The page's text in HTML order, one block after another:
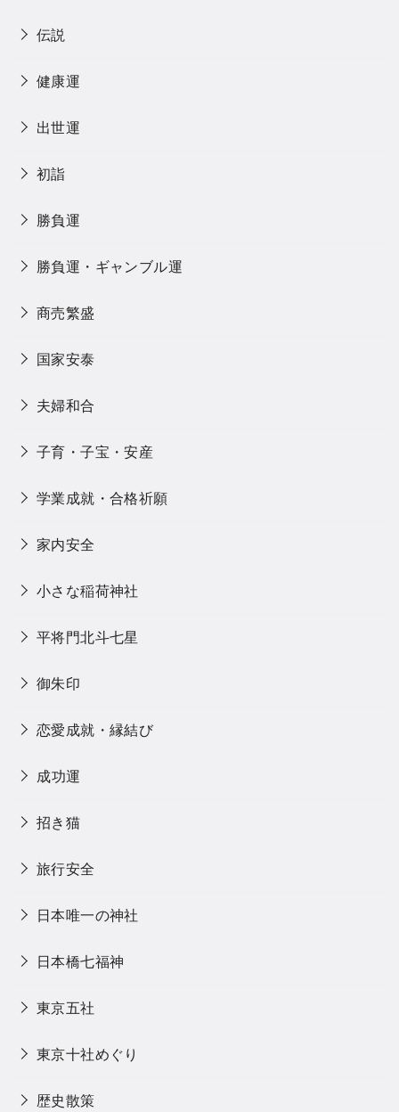
伝説
健康運
出世運
初詣
勝負運
勝負運・ギャンブル運
商売繁盛
国家安泰
夫婦和合
子育・子宝・安産
学業成就・合格祈願
家内安全
小さな稲荷神社
平将門北斗七星
御朱印
恋愛成就・縁結び
成功運
招き猫
旅行安全
日本唯一の神社
日本橋七福神
東京五社
東京十社めぐり
歴史散策